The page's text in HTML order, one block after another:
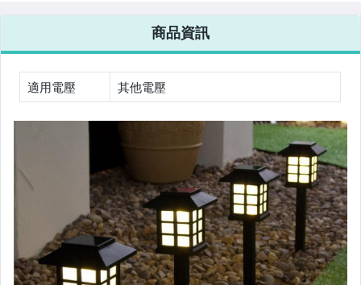
小彩燈串燈 庭院
體感應燈 人體紅
外線感應 路燈
戶外燈 庭院燈
燈 太陽能壁燈
太陽能路燈 火把
燈 草皮燈 景觀
燈
裝飾彩燈 軟管
商品資訊
適用電壓 其他電壓